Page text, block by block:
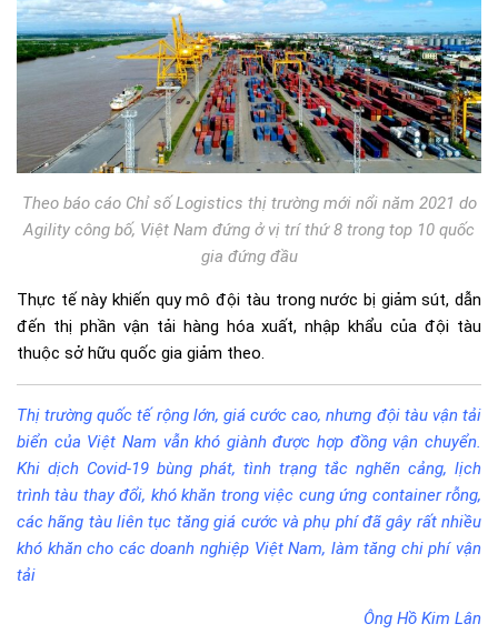
Theo báo cáo Chỉ số Logistics thị trường mới nổi năm 2021 do
Agility công bố, Việt Nam đứng ở vị trí thứ 8 trong top 10 quốc
gia đứng đầu
Thực tế này khiến quy mô đội tàu trong nước bị giảm sút, dẫn
đến thị phần vận tải hàng hóa xuất, nhập khẩu của đội tàu
thuộc sở hữu quốc gia giảm theo.
Thị trường quốc tế rộng lớn, giá cước cao, nhưng đội tàu vận tải
biển của Việt Nam vẫn khó giành được hợp đồng vận chuyển.
Khi dịch Covid-19 bùng phát, tình trạng tắc nghẽn cảng, lịch
trình tàu thay đổi, khó khăn trong việc cung ứng container rỗng,
các hãng tàu liên tục tăng giá cước và phụ phí đã gây rất nhiều
khó khăn cho các doanh nghiệp Việt Nam, làm tăng chi phí vận
tải
Ông Hồ Kim Lân